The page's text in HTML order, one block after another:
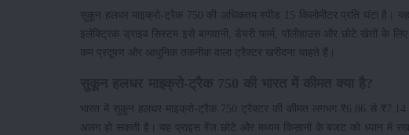
सुकून हलधर माइक्रो-ट्रैक 750 की अधिकतम स्पीड 15 किलोमीटर प्रति घंटा है। यह
इलेक्ट्रिक ड्राइव सिस्टम इसे बागवानी, डेयरी फार्म, पॉलीहाउस और छोटे खेतों के
कम प्रदूषण और आधुनिक तकनीक वाला ट्रैक्टर खरीदना चाहते हैं।
भारत में सुकून हलधर माइक्रो-ट्रैक 750 ट्रैक्टर की कीमत लगभग ₹6.86 से
अलग हो सकती है। यह प्राइस रेंज छोटे और मध्यम किसानों के बजट को ध्यान में